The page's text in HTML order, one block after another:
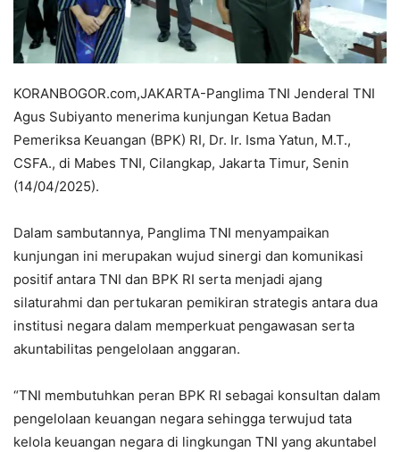
KORANBOGOR.com,JAKARTA-Panglima TNI Jenderal TNI
Agus Subiyanto menerima kunjungan Ketua Badan
Pemeriksa Keuangan (BPK) RI, Dr. Ir. Isma Yatun, M.T.,
CSFA., di Mabes TNI, Cilangkap, Jakarta Timur, Senin
(14/04/2025).
Dalam sambutannya, Panglima TNI menyampaikan
kunjungan ini merupakan wujud sinergi dan komunikasi
positif antara TNI dan BPK RI serta menjadi ajang
silaturahmi dan pertukaran pemikiran strategis antara dua
institusi negara dalam memperkuat pengawasan serta
akuntabilitas pengelolaan anggaran.
“TNI membutuhkan peran BPK RI sebagai konsultan dalam
pengelolaan keuangan negara sehingga terwujud tata
kelola keuangan negara di lingkungan TNI yang akuntabel